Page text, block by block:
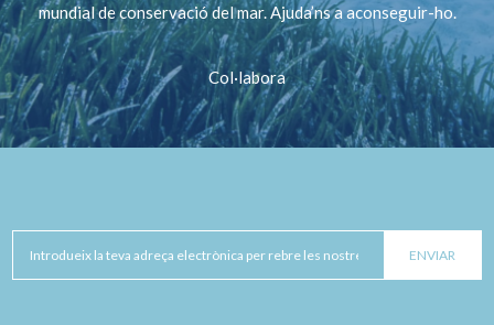
mundial de conservació del mar. Ajuda’ns a aconseguir-ho.
Col·labora